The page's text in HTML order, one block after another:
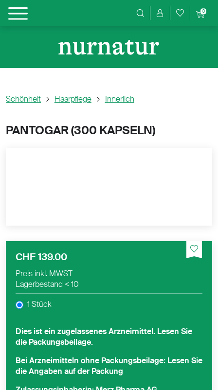
Produktsuche
0
Schönheit Haarpflege Innerlich
PANTOGAR (300 KAPSELN)
CHF 139.00
Preis inkl. MWST
Lagerbestand < 10
1 Stück
Dies ist ein zugelassenes Arzneimittel. Lesen Sie
die Packungsbeilage.
Bei Arzneimitteln ohne Packungsbeilage: Lesen Sie
die Angaben auf der Packung